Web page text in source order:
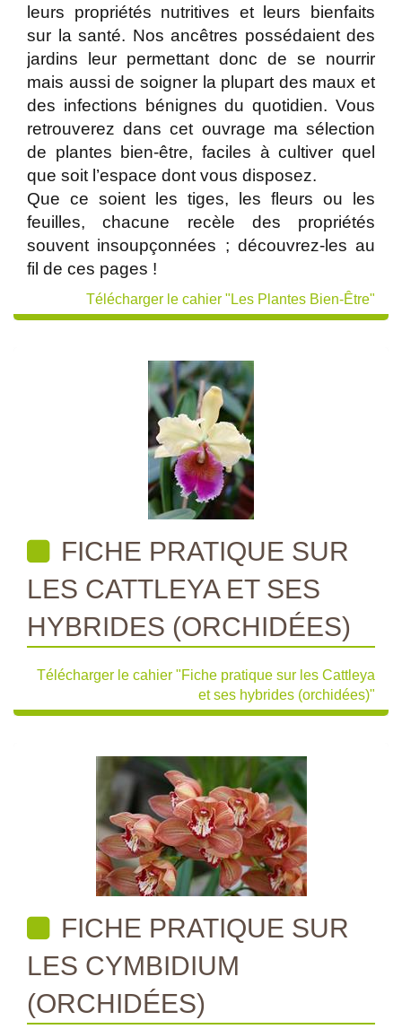
leurs propriétés nutritives et leurs bienfaits
sur la santé. Nos ancêtres possédaient des
jardins leur permettant donc de se nourrir
mais aussi de soigner la plupart des maux et
des infections bénignes du quotidien. Vous
retrouverez dans cet ouvrage ma sélection
de plantes bien-être, faciles à cultiver quel
que soit l’espace dont vous disposez.
Que ce soient les tiges, les fleurs ou les
feuilles, chacune recèle des propriétés
souvent insoupçonnées ; découvrez-les au
fil de ces pages !
Télécharger le cahier "Les Plantes Bien-Être"
FICHE PRATIQUE SUR
LES CATTLEYA ET SES
HYBRIDES (ORCHIDÉES)
Télécharger le cahier "Fiche pratique sur les Cattleya
et ses hybrides (orchidées)"
FICHE PRATIQUE SUR
LES CYMBIDIUM
(ORCHIDÉES)